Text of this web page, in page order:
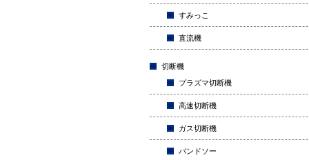
すみっこ
直流機
切断機
プラズマ切断機
高速切断機
ガス切断機
バンドソー